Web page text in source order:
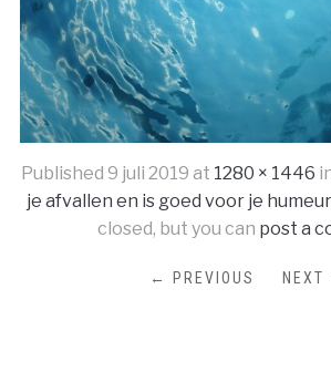
Published 9 juli 2019 at 1280 × 1446
je afvallen en is goed voor je humeur
closed, but you can post a
← PREVIOUS